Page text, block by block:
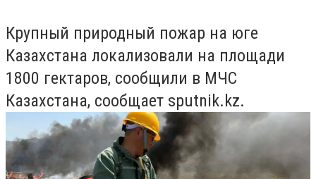
Крупный природный пожар на юге
Казахстана локализовали на площади
1800 гектаров, сообщили в МЧС
Казахстана, сообщает sputnik.kz.